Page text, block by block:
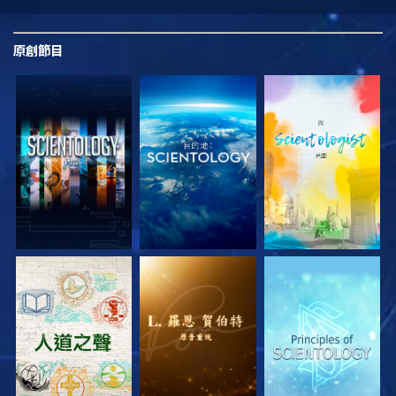
原創節目
探索系列節目 探索系列節目 探索系列節目